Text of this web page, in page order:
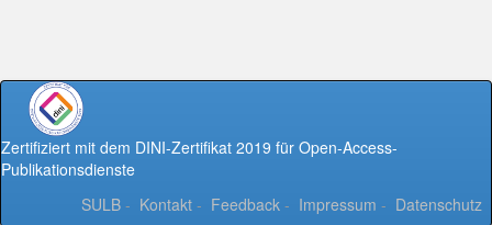
Zertifiziert mit dem DINI-Zertifikat 2019 für Open-Access-
Publikationsdienste
SULB - Kontakt - Feedback - Impressum - Datenschutz